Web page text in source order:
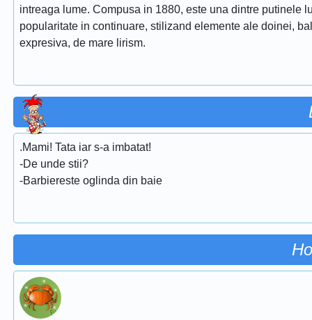
intreaga lume. Compusa in 1880, este una dintre putinele
popularitate in continuare, stilizand elemente ale doinei,
expresiva, de mare lirism.
.Mami! Tata iar s-a imbatat!
-De unde stii?
-Barbiereste oglinda din baie